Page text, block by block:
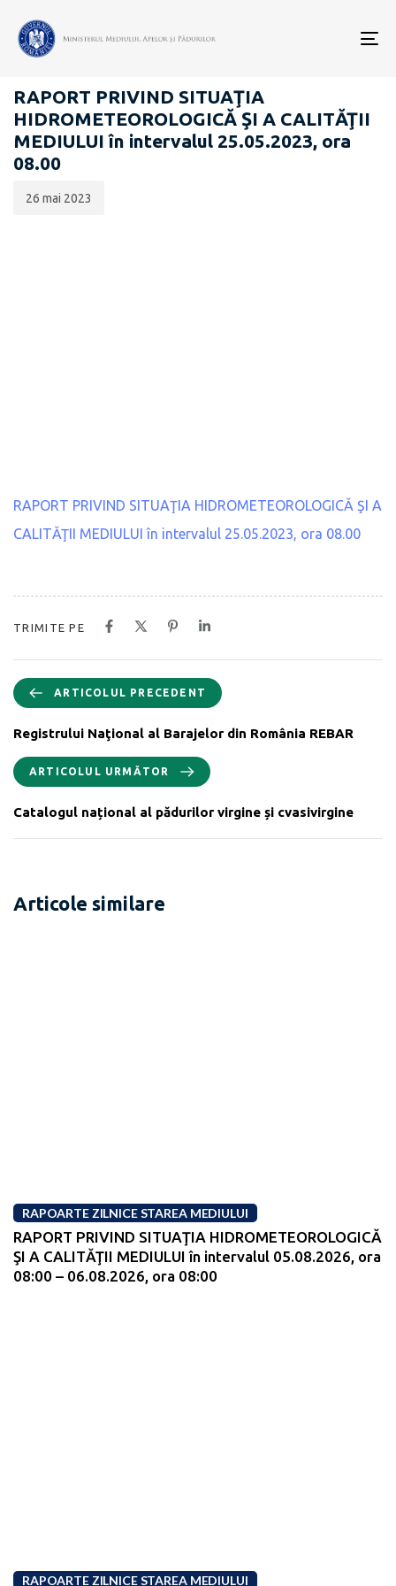
RAPOARTE ZILNICE STAREA MEDIULUI
RAPORT PRIVIND SITUAŢIA
HIDROMETEOROLOGICĂ ŞI A CALITĂŢII
MEDIULUI în intervalul 25.05.2023, ora
08.00
publicării:
26 mai 2023
RAPORT PRIVIND SITUAŢIA HIDROMETEOROLOGICĂ ŞI A
CALITĂŢII MEDIULUI în intervalul 25.05.2023, ora 08.00
TRIMITE PE
ARTICOLUL PRECEDENT
Registrului Naţional al Barajelor din România REBAR
ARTICOLUL URMĂTOR
Catalogul național al pădurilor virgine și cvasivirgine
Articole similare
RAPOARTE ZILNICE STAREA MEDIULUI
RAPORT PRIVIND SITUAŢIA HIDROMETEOROLOGICĂ
ŞI A CALITĂŢII MEDIULUI în intervalul 05.08.2026, ora
08:00 – 06.08.2026, ora 08:00
RAPOARTE ZILNICE STAREA MEDIULUI